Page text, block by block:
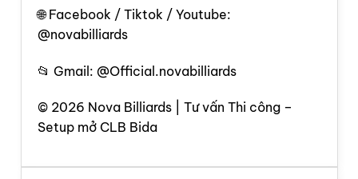
🌐 Facebook / Tiktok / Youtube:
@novabilliards
📂 Gmail: @Official.novabilliards
© 2026 Nova Billiards | Tư vấn Thi công –
Setup mở CLB Bida